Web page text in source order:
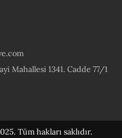
Mahallesi 1341. Cadde 77/1
Tüm hakları saklıdır.